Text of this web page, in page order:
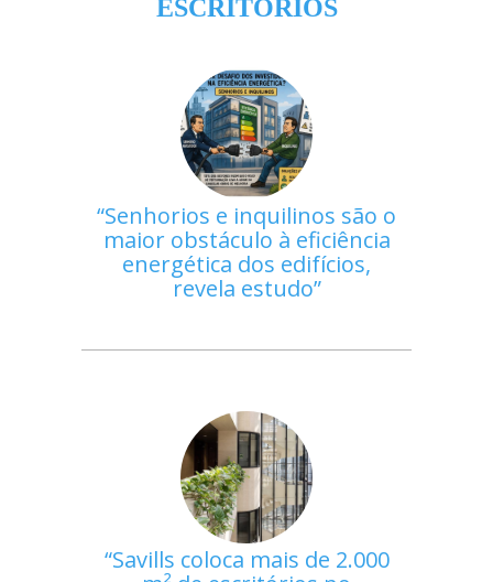
ESCRITÓRIOS
Senhorios e inquilinos são o
maior obstáculo à eficiência
energética dos edifícios,
revela estudo
Savills coloca mais de 2.000